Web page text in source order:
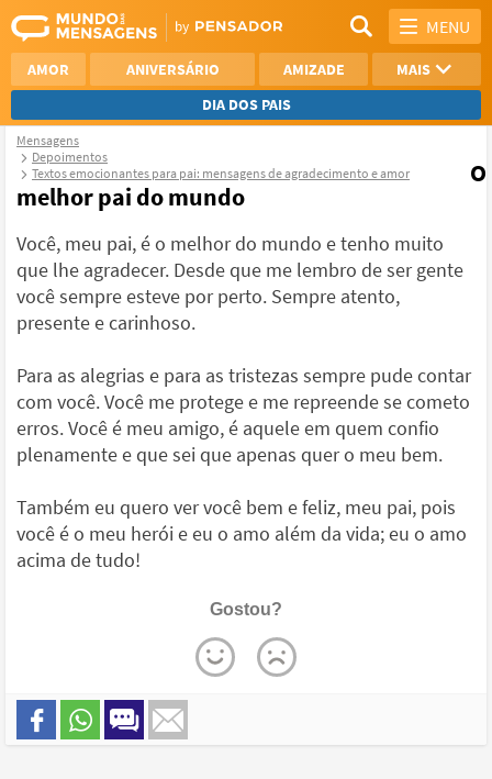
MENU
AMOR ANIVERSÁRIO AMIZADE
MAIS
DIA DOS PAIS
REFLEXÃO
SAUDADE
NAMORO
VER TODAS
Mensagens
Depoimentos
Textos emocionantes para pai: mensagens de agradecimento e amor
O
melhor pai do mundo
Você, meu pai, é o melhor do mundo e tenho muito
que lhe agradecer. Desde que me lembro de ser gente
você sempre esteve por perto. Sempre atento,
presente e carinhoso.
Para as alegrias e para as tristezas sempre pude contar
com você. Você me protege e me repreende se cometo
erros. Você é meu amigo, é aquele em quem confio
plenamente e que sei que apenas quer o meu bem.
Também eu quero ver você bem e feliz, meu pai, pois
você é o meu herói e eu o amo além da vida; eu o amo
acima de tudo!
Gostou?